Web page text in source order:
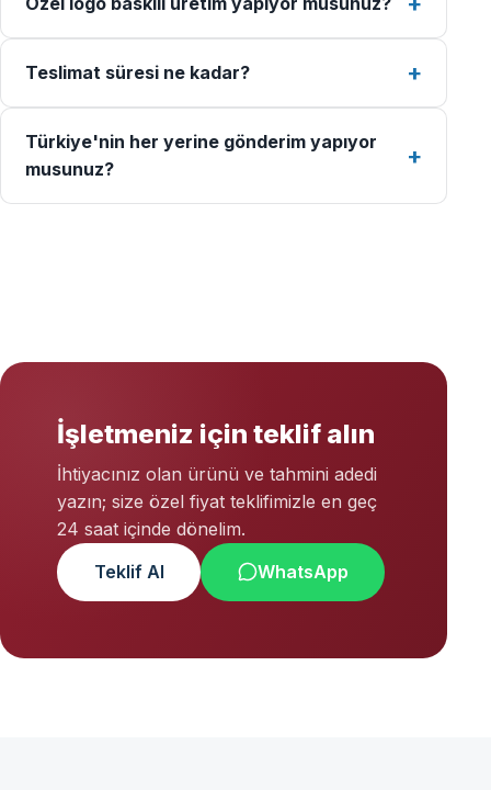
Teslimat süresi ne kadar?
Türkiye'nin her yerine gönderim yapıyor
musunuz?
İşletmeniz için teklif alın
İhtiyacınız olan ürünü ve tahmini adedi
yazın; size özel fiyat teklifimizle en geç
24 saat içinde dönelim.
Teklif Al
WhatsApp